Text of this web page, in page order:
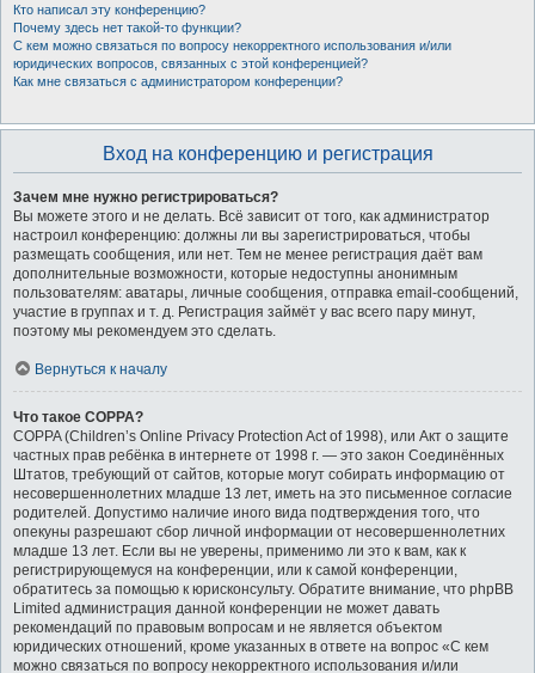
Кто написал эту конференцию?
Почему здесь нет такой-то функции?
С кем можно связаться по вопросу некорректного использования и/или
юридических вопросов, связанных с этой конференцией?
Как мне связаться с администратором конференции?
Вход на конференцию и регистрация
Зачем мне нужно регистрироваться?
Вы можете этого и не делать. Всё зависит от того, как администратор
настроил конференцию: должны ли вы зарегистрироваться, чтобы
размещать сообщения, или нет. Тем не менее регистрация даёт вам
дополнительные возможности, которые недоступны анонимным
пользователям: аватары, личные сообщения, отправка email-сообщений,
участие в группах и т. д. Регистрация займёт у вас всего пару минут,
поэтому мы рекомендуем это сделать.
Вернуться к началу
Что такое COPPA?
COPPA (Children’s Online Privacy Protection Act of 1998), или Акт о защите
частных прав ребёнка в интернете от 1998 г. — это закон Соединённых
Штатов, требующий от сайтов, которые могут собирать информацию от
несовершеннолетних младше 13 лет, иметь на это письменное согласие
родителей. Допустимо наличие иного вида подтверждения того, что
опекуны разрешают сбор личной информации от несовершеннолетних
младше 13 лет. Если вы не уверены, применимо ли это к вам, как к
регистрирующемуся на конференции, или к самой конференции,
обратитесь за помощью к юрисконсульту. Обратите внимание, что phpBB
Limited администрация данной конференции не может давать
рекомендаций по правовым вопросам и не является объектом
юридических отношений, кроме указанных в ответе на вопрос «С кем
можно связаться по вопросу некорректного использования и/или